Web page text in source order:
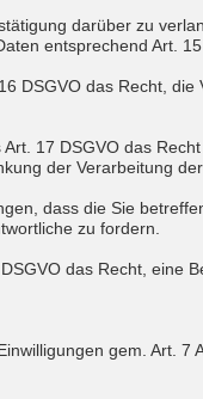
darüber zu
entsprechend Art.
DSGVO das Recht,
17 DSGVO das
der Verarbeitung
dass die Sie
zu fordern.
das Recht, eine
gem. Art.